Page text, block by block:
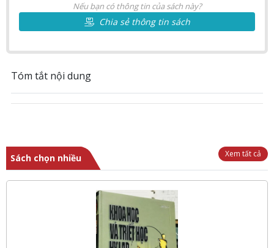
Nếu bạn có thông tin của sách này?
Chia sẻ thông tin sách
Tóm tắt nội dung
Sách chọn nhiều Xem tất cả